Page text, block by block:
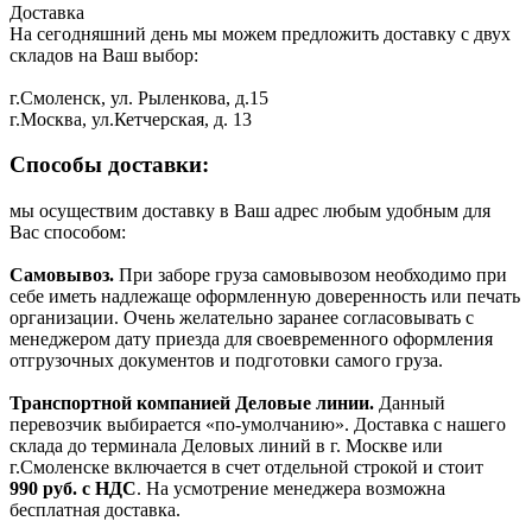
Доставка
На сегодняшний день мы можем предложить доставку с двух
складов на Ваш выбор:
г.Смоленск, ул. Рыленкова, д.15
г.Москва, ул.Кетчерская, д. 13
Способы доставки:
мы осуществим доставку в Ваш адрес любым удобным для
Вас способом:
Самовывоз. При заборе груза самовывозом необходимо при
себе иметь надлежаще оформленную доверенность или печать
организации. Очень желательно заранее согласовывать с
менеджером дату приезда для своевременного оформления
отгрузочных документов и подготовки самого груза.
Транспортной компанией Деловые линии. Данный
перевозчик выбирается «по-умолчанию». Доставка с нашего
склада до терминала Деловых линий в г. Москве или
г.Смоленске включается в счет отдельной строкой и стоит
990 руб. с НДС. На усмотрение менеджера возможна
бесплатная доставка.